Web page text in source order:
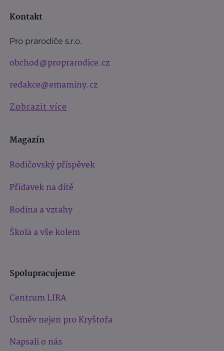
Kontakt
Pro prarodiče s.r.o.
obchod@proprarodice.cz
redakce@emaminy.cz
Zobrazit více
Magazín
Rodičovský příspěvek
Přídavek na dítě
Rodina a vztahy
Škola a vše kolem
Spolupracujeme
Centrum LIRA
Úsměv nejen pro Kryštofa
Napsali o nás